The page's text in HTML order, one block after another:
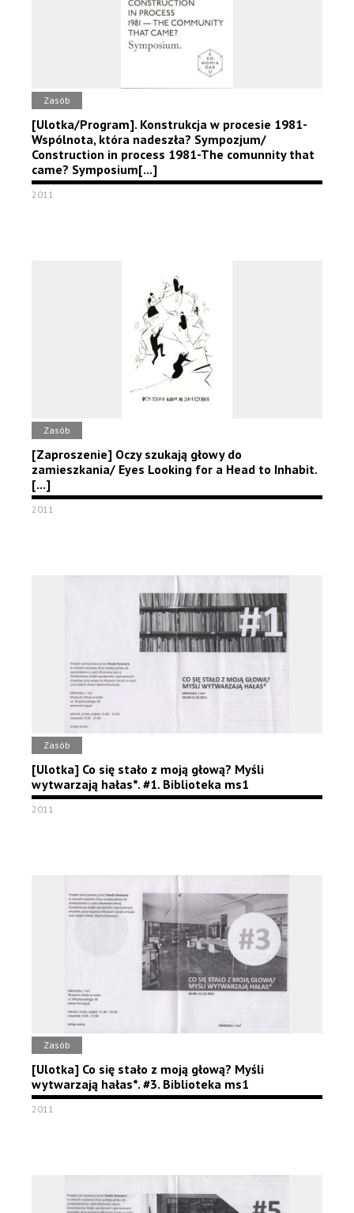
Zasób
[Ulotka/Program]. Konstrukcja w procesie 1981-
Wspólnota, która nadeszła? Sympozjum/
Construction in process 1981-The comunnity that
came? Symposium[...]
2011
Zasób
[Zaproszenie] Oczy szukają głowy do
zamieszkania/ Eyes Looking for a Head to Inhabit.
[...]
2011
Zasób
[Ulotka] Co się stało z moją głową? Myśli
wytwarzają hałas*. #1. Biblioteka ms1
2011
Zasób
[Ulotka] Co się stało z moją głową? Myśli
wytwarzają hałas*. #3. Biblioteka ms1
2011